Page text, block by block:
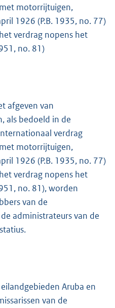
motorrijtuigen,
1926 (P.B. 1935, no. 77)
verdrag nopens het
no. 81)
afgeven van
als bedoeld in de
verdrag
motorrijtuigen,
1926 (P.B. 1935, no. 77)
verdrag nopens het
no. 81), worden
van de
administrateurs van de
Aruba en
van de